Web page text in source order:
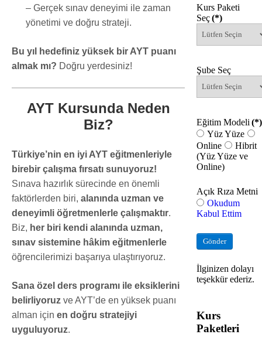
– Gerçek sınav deneyimi ile zaman
yönetimi ve doğru strateji.
Bu yıl hedefiniz yüksek bir AYT puanı
almak mı? Doğru yerdesiniz!
AYT Kursunda Neden
Biz?
Türkiye’nin en iyi AYT eğitmenleriyle
birebir çalışma fırsatı sunuyoruz!
Sınava hazırlık sürecinde en önemli
faktörlerden biri, alanında uzman ve
deneyimli öğretmenlerle çalışmaktır.
Biz, her biri kendi alanında uzman,
sınav sistemine hâkim eğitmenlerle
öğrencilerimizi başarıya ulaştırıyoruz.
Sana özel ders programı ile eksiklerini
belirliyoruz ve AYT’de en yüksek puanı
alman için en doğru stratejiyi
uyguluyoruz.
Kurs Paketi
Seç(*)
Şube Seç
Eğitim Modeli (*)
Yüz Yüze
Online
Hibrit
(Yüz Yüze ve
Online)
Açık Rıza Metni
Okudum
Kabul Ettim
Gönder
İlginizen dolayı
teşekkür ederiz.
Kurs
Paketleri